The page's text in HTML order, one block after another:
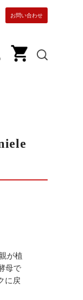
お問い合わせ
が植
母で
に戻